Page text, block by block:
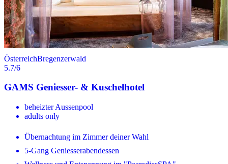
ÖsterreichBregenzerwald
5.7/6
GAMS Geniesser- & Kuschelhotel
beheizter Aussenpool
adults only
Übernachtung im Zimmer deiner Wahl
5-Gang Geniesserabendessen